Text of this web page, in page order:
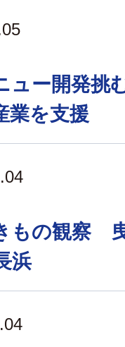
ュー開発
業を支援
もの観察
浜